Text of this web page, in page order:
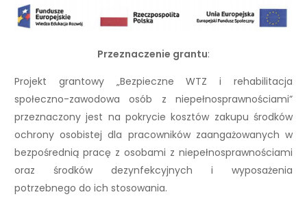
Przeznaczenie grantu:
Projekt grantowy „Bezpieczne WTZ i rehabilitacja
społeczno-zawodowa osób z niepełnosprawnościami”
przeznaczony jest na pokrycie kosztów zakupu środków
ochrony osobistej dla pracowników zaangażowanych w
bezpośrednią pracę z osobami z niepełnosprawnościami
oraz środków dezynfekcyjnych i wyposażenia
potrzebnego do ich stosowania.